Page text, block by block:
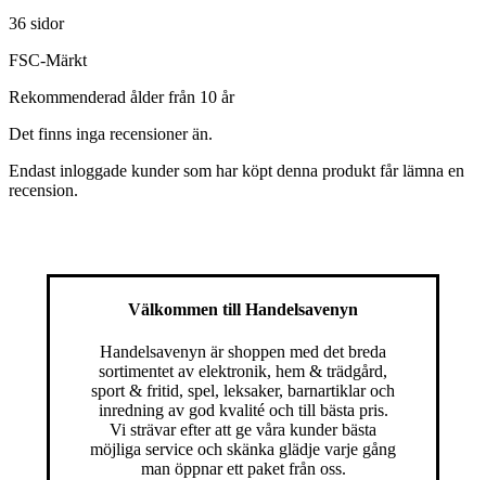
36 sidor
FSC-Märkt
Rekommenderad ålder från 10 år
Det finns inga recensioner än.
Endast inloggade kunder som har köpt denna produkt får lämna en
recension.
Välkommen till Handelsavenyn
Handelsavenyn är shoppen med det breda
sortimentet av elektronik, hem & trädgård,
sport & fritid, spel, leksaker, barnartiklar och
inredning av god kvalité och till bästa pris.
Vi strävar efter att ge våra kunder bästa
möjliga service och skänka glädje varje gång
man öppnar ett paket från oss.